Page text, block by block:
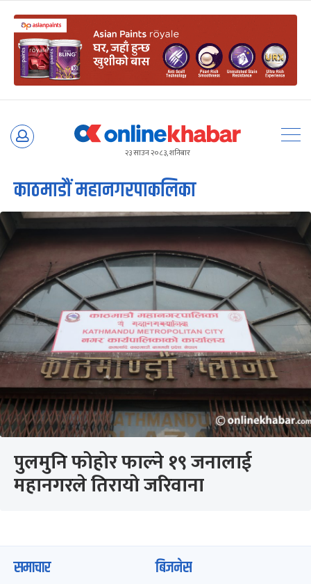
Skip
२३ साउन २०८३, शनिबार
काठमाडौं महानगरपाकलिका
पुलमुनि फोहोर फाल्ने १९ जनालाई
महानगरले तिरायो जरिवाना
समाचार बिजनेस